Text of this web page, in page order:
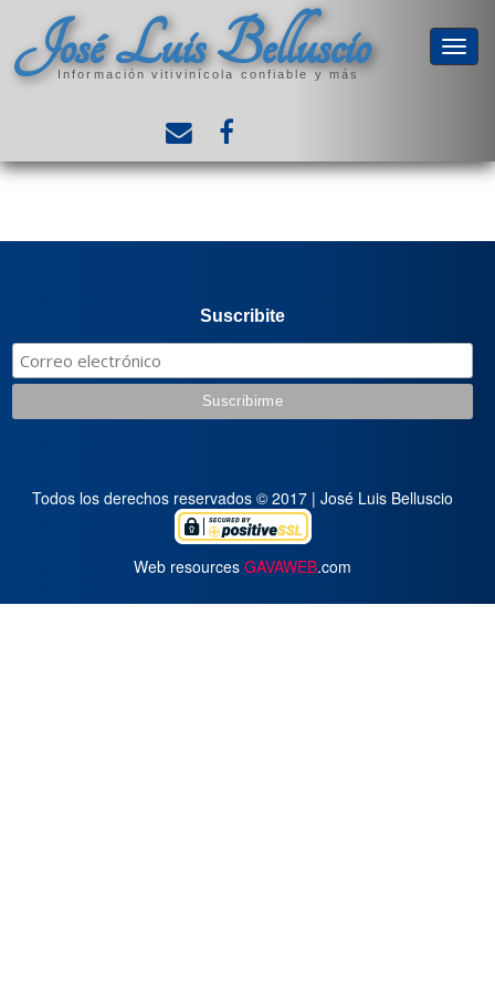
José Luis Belluscio
Información vitivinícola confiable y más
Suscribite
Todos los derechos reservados © 2017 | José Luis Belluscio
Web resources GAVAWEB.com